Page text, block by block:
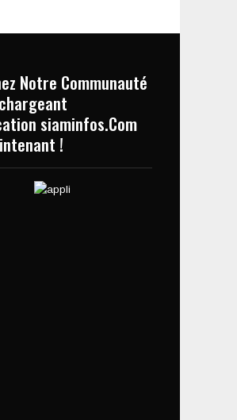
Notre Communauté
siaminfos.Com
!